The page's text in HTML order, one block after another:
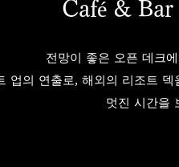
Café & Bar
전망이 좋은 오픈 데크
업의 연출로, 해외의 리조트
멋진 시간을